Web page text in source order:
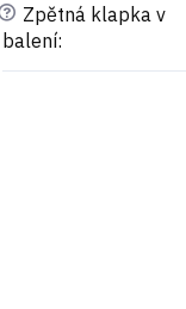
? Zpětná klapka v
balení: